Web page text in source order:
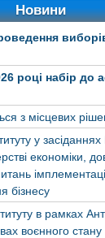
Новини
році набір до
з місцевих
у
економіки,
бізнесу
в рамках
воєнного стану